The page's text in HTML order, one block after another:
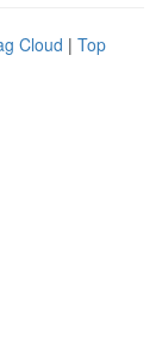
Cloud | Top